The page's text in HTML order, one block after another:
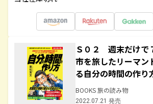
Ｓ０２ 週末だけで
市を旅したリーマン
る自分の時間の作り
BOOKS 旅の読み物
2022.07.21 発売